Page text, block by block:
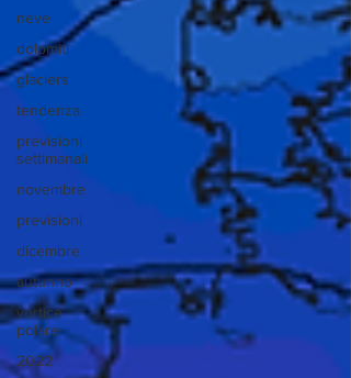
neve
dolomiti
glaciers
tendenza
previsioni
settimanali
novembre
previsioni
dicembre
autunno
vortice
polare
2022